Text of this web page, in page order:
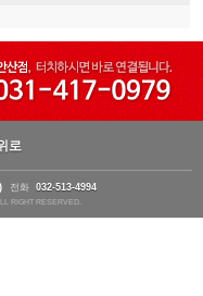
로
전화 032-513-4994
RIGHT RESERVED.